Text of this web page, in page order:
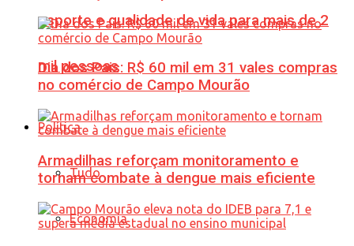
esporte e qualidade de vida para mais de 2
mil pessoas
Política
Tudo
Economia
Dia dos Pais: R$ 60 mil em 31 vales compras
no comércio de Campo Mourão
Armadilhas reforçam monitoramento e
tornam combate à dengue mais eficiente